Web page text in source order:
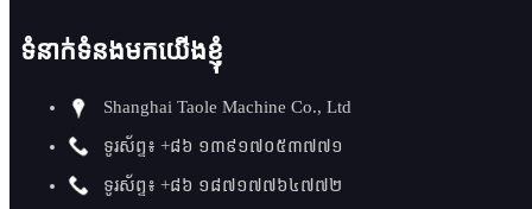
ទំនាក់ទំនងមកយើងខ្ញុំ
Shanghai Taole Machine Co., Ltd
ទូរស័ព្ទ៖ +៨៦ ១៣៩១៧០៥៣៧៧១
ទូរស័ព្ទ៖ +៨៦ ១៨៧១៧៧៦៤៧៧២